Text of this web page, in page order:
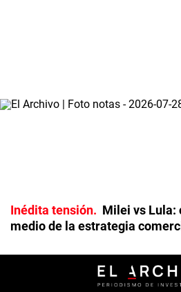
Inédita tensión
Milei vs Lula:
medio de la estrategia